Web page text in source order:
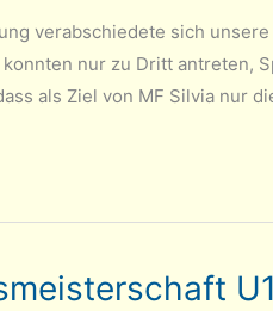
verabschiedete sich
nur zu Dritt antreten,
als Ziel von MF Silvia nur